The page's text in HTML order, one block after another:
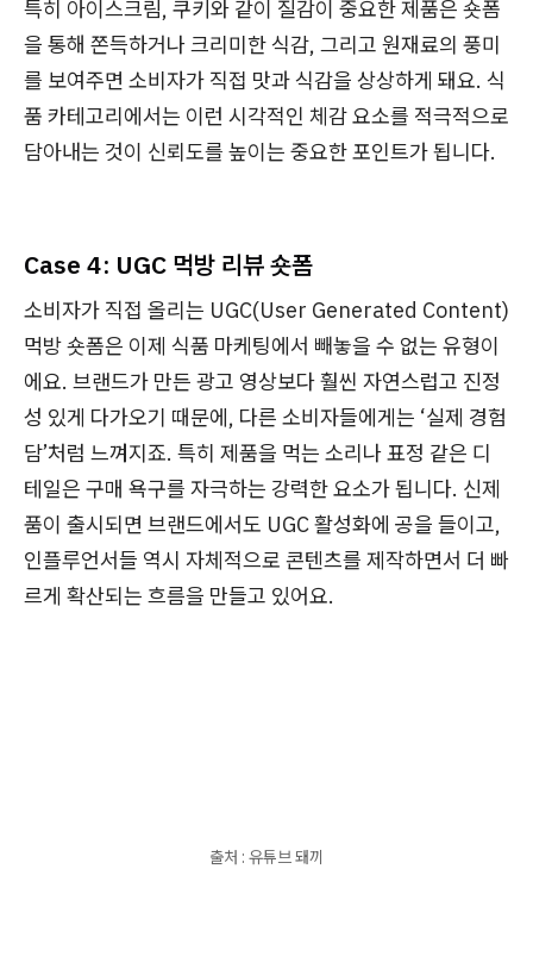
특히 아이스크림, 쿠키와 같이 질감이 중요한 제품은 숏폼
을 통해 쫀득하거나 크리미한 식감, 그리고 원재료의 풍미
를 보여주면 소비자가 직접 맛과 식감을 상상하게 돼요. 식
품 카테고리에서는 이런 시각적인 체감 요소를 적극적으로
담아내는 것이 신뢰도를 높이는 중요한 포인트가 됩니다.
Case 4: UGC 먹방 리뷰 숏폼
소비자가 직접 올리는 UGC(User Generated Content)
먹방 숏폼은 이제 식품 마케팅에서 빼놓을 수 없는 유형이
에요. 브랜드가 만든 광고 영상보다 훨씬 자연스럽고 진정
성 있게 다가오기 때문에, 다른 소비자들에게는 ‘실제 경험
담’처럼 느껴지죠. 특히 제품을 먹는 소리나 표정 같은 디
테일은 구매 욕구를 자극하는 강력한 요소가 됩니다. 신제
품이 출시되면 브랜드에서도 UGC 활성화에 공을 들이고,
인플루언서들 역시 자체적으로 콘텐츠를 제작하면서 더 빠
르게 확산되는 흐름을 만들고 있어요.
출처 : 유튜브 돼끼